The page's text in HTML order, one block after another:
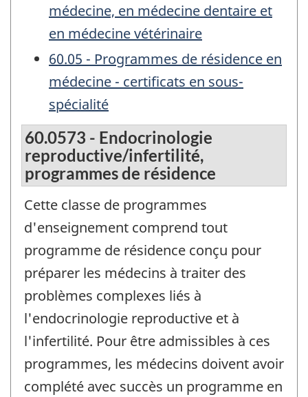
médecine, en médecine dentaire et
en médecine vétérinaire
60.05 - Programmes de résidence en
médecine - certificats en sous-
spécialité
60.0573 - Endocrinologie
reproductive/infertilité,
programmes de résidence
Cette classe de programmes
d'enseignement comprend tout
programme de résidence conçu pour
préparer les médecins à traiter des
problèmes complexes liés à
l'endocrinologie reproductive et à
l'infertilité. Pour être admissibles à ces
programmes, les médecins doivent avoir
complété avec succès un programme en